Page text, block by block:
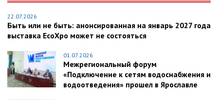
22.07.2026
Быть или не быть: анонсированная на январь 2027 года
выставка EcoXpo может не состояться
01.07.2026
Межрегиональный форум
«Подключение к сетям водоснабжения и
водоотведения» прошел в Ярославле